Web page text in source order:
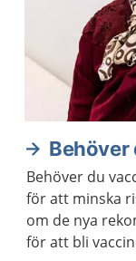
Behöver
Behöver du
för att minska
om de nya
för att bli